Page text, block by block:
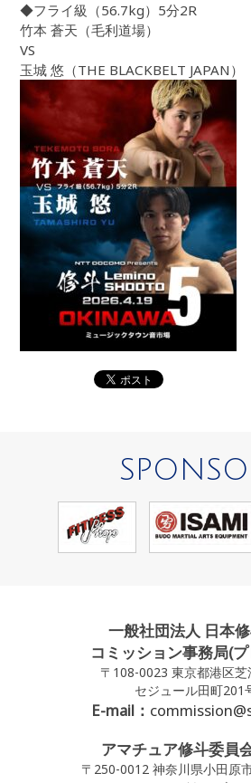
◆フライ級（56.7kg）5分2R
竹本 蒼天（毛利道場）
VS
玉城 悠（THE BLACKBELT JAPAN）
一般社団法人 日本
コミッション事務局(
〒108-0023 東京都港区
セジュール田町201
E-mail：
アマチュア修斗委員
〒250-0012 神奈川県小田原